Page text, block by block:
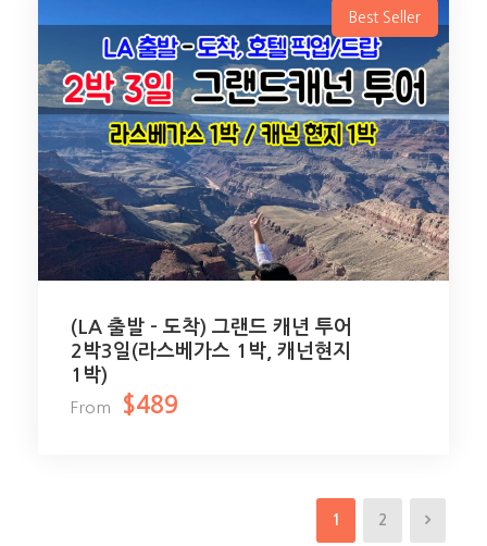
Best Seller
(LA 출발 – 도착) 그랜드 캐년 투어
2박3일(라스베가스 1박, 캐넌현지
1박)
From $489
1 2